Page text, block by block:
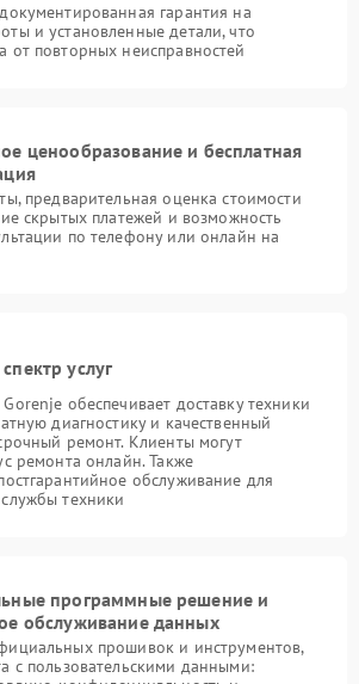
гарантия на
и установленные детали, что
от повторных неисправностей
ценообразование и бесплатная
предварительная оценка стоимости
скрытых платежей и возможность
по телефону или онлайн на
услуг
обеспечивает доставку техники
диагностику и качественный
ремонт. Клиенты могут
ремонта онлайн. Также
обслуживание для
техники
программные решение и
обслуживание данных
прошивок и инструментов,
с пользовательскими данными: